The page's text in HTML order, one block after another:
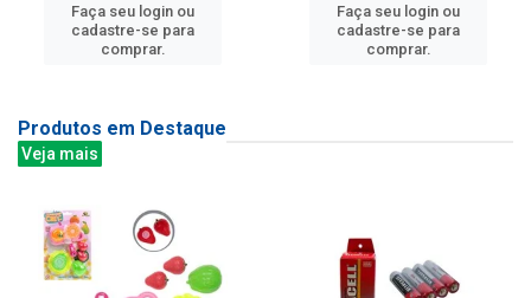
Faça seu login ou
cadastre-se para
comprar.
Faça seu login ou
cadastre-se para
comprar.
Produtos em Destaque
Veja mais